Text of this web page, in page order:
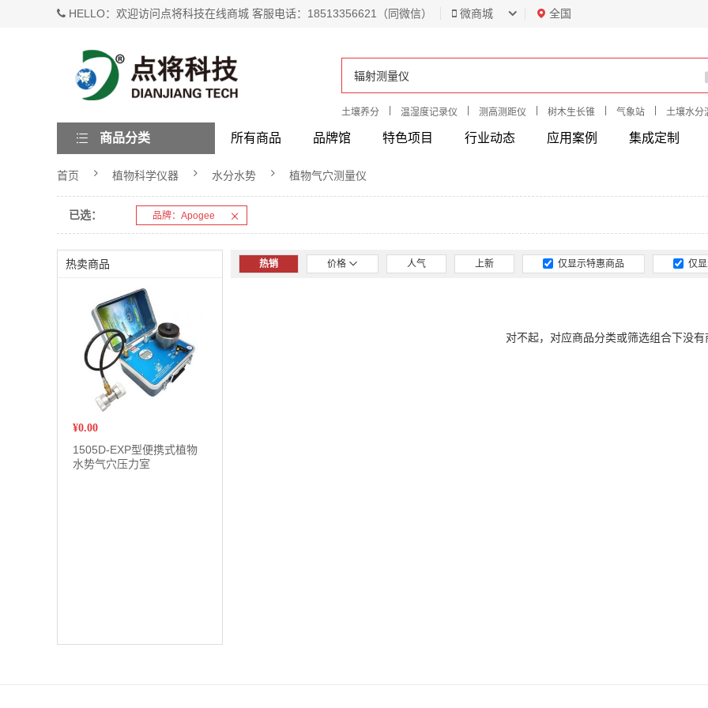
HELLO：欢迎访问点将科技在线商城 客服电话：18513356621（同微信） 微商城 全国
土壤养分 温湿度记录仪 测高测距仪 树木生长锥 气象站 土壤水分
所有商品 品牌馆 特色项目 行业动态 应用案例 集成定制
商品分类
首页 植物科学仪器 水分水势 植物气穴测量仪
已选： 品牌：Apogee
热卖商品
¥0.00
1505D-EXP型便携式植物
水势气穴压力室
热销 价格 人气 上新 仅显示特惠商品 仅
对不起，对应商品分类或筛选组合下没有